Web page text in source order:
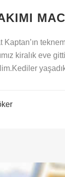
Kaptan’ın
kiralık eve